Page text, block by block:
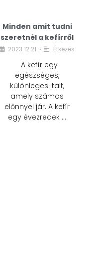
Minden amit tudni
szeretnél a kefírről
2023.12.21. • Étkezés
A kefír egy
egészséges,
különleges italt,
amely számos
előnnyel jár. A kefír
egy évezredek …